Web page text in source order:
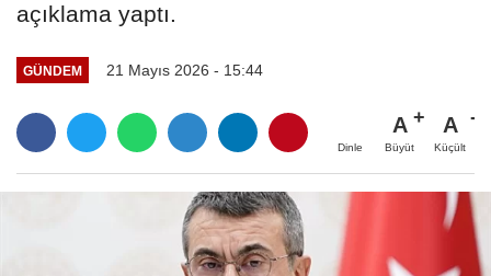
açıklama yaptı.
GÜNDEM 21 Mayıs 2026 - 15:44
Dinle
A
Büyüt
A
Küçült